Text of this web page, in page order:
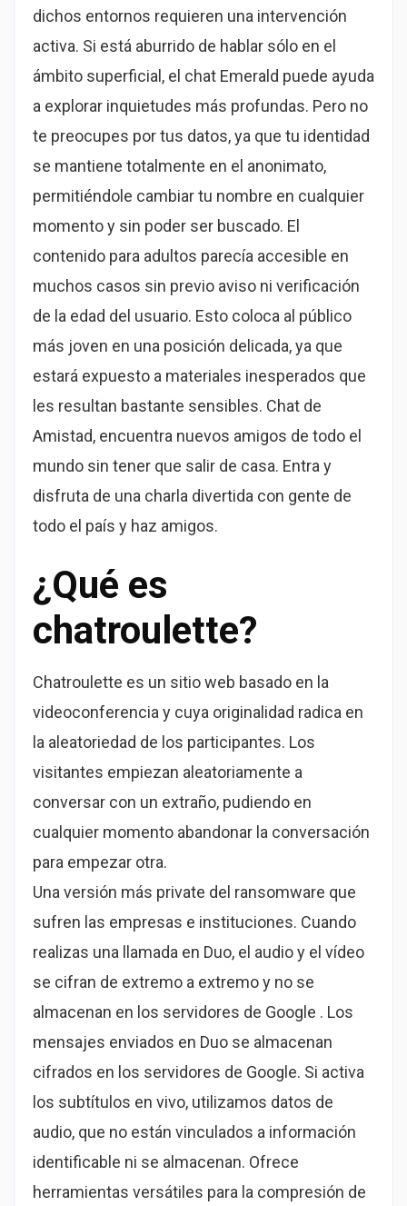
dichos entornos requieren una intervención
activa. Si está aburrido de hablar sólo en el
ámbito superficial, el chat Emerald puede ayuda
a explorar inquietudes más profundas. Pero no
te preocupes por tus datos, ya que tu identidad
se mantiene totalmente en el anonimato,
permitiéndole cambiar tu nombre en cualquier
momento y sin poder ser buscado. El
contenido para adultos parecía accesible en
muchos casos sin previo aviso ni verificación
de la edad del usuario. Esto coloca al público
más joven en una posición delicada, ya que
estará expuesto a materiales inesperados que
les resultan bastante sensibles. Chat de
Amistad, encuentra nuevos amigos de todo el
mundo sin tener que salir de casa. Entra y
disfruta de una charla divertida con gente de
todo el país y haz amigos.
¿Qué es
chatroulette?
Chatroulette es un sitio web basado en la
videoconferencia y cuya originalidad radica en
la aleatoriedad de los participantes. Los
visitantes empiezan aleatoriamente a
conversar con un extraño, pudiendo en
cualquier momento abandonar la conversación
para empezar otra.
Una versión más private del ransomware que
sufren las empresas e instituciones. Cuando
realizas una llamada en Duo, el audio y el vídeo
se cifran de extremo a extremo y no se
almacenan en los servidores de Google . Los
mensajes enviados en Duo se almacenan
cifrados en los servidores de Google. Si activa
los subtítulos en vivo, utilizamos datos de
audio, que no están vinculados a información
identificable ni se almacenan. Ofrece
herramientas versátiles para la compresión de